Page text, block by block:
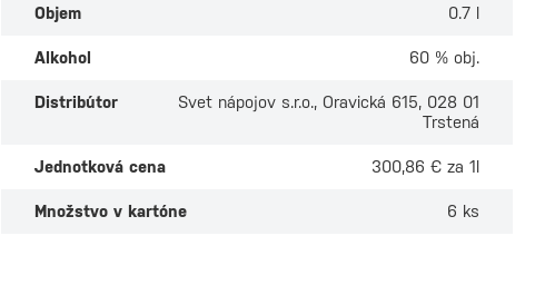
Objem 0.7 l
Alkohol 60 % obj.
Distribútor
Svet nápojov s.r.o., Oravická 615, 028 01
Trstená
Jednotková cena 300,86 € za 1l
Množstvo v kartóne 6 ks